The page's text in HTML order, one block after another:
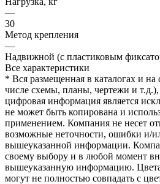
—
30
Метод крепления
—
Надвижной (с пластиковым
Все характеристики
* Вся размещенная в каталогах и на
числе схемы, планы, чертежи и т.д.),
цифровая информация является
не может быть копирована и
применением. Компания не несет
возможные неточности, ошибки и/
вышеуказанной информации.
своему выбору и в любой момент
вышеуказанную информацию. Цвета
могут не полностью совпадать с